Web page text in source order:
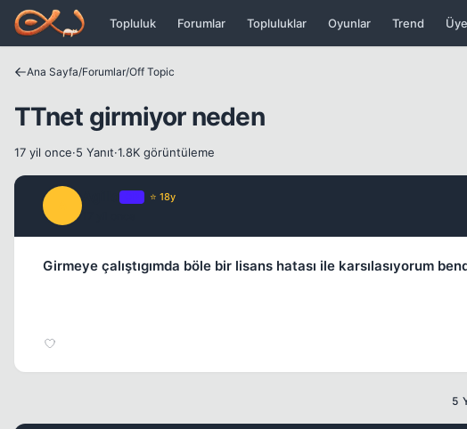
Icerige atla
Topluluk Forumlar Topluluklar Oyunlar Trend
Ana Sayfa/Forumlar/Off Topic
TTnet girmiyor neden
17 yil once·5 Yanıt·1.8K görüntüleme
⭐ 18y
Girmeye çalıştıgımda böle bir lisans hatası ile karsılasıyorum
5